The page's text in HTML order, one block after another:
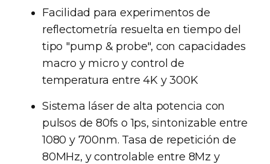
Facilidad para experimentos de
reflectometría resuelta en tiempo del
tipo "pump & probe", con capacidades
macro y micro y control de
temperatura entre 4K y 300K
Sistema láser de alta potencia con
pulsos de 80fs o 1ps, sintonizable entre
1080 y 700nm. Tasa de repetición de
80MHz, y controlable entre 8Mz y